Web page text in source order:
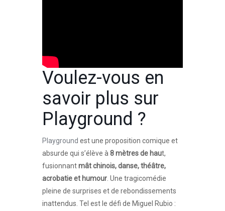
Voulez-vous en
savoir plus sur
Playground ?
Playground est une proposition comique et
absurde qui s’élève à 8 mètres de haut,
fusionnantmât chinois, danse, théâtre,
acrobatie et humour . Une tragicomédie
pleine de surprises et de rebondissements
inattendus. Tel est le défi de Miguel Rubio :